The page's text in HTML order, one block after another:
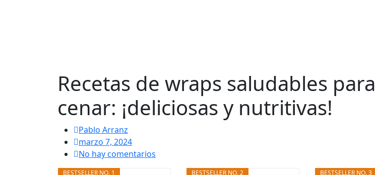
Recetas de wraps saludables para
cenar: ¡deliciosas y nutritivas!
Pablo Arranz
marzo 7, 2024
No hay comentarios
BESTSELLER NO. 1 BESTSELLER NO. 2 BESTSELLER NO. 3